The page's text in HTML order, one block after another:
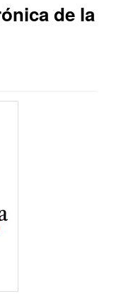
de la